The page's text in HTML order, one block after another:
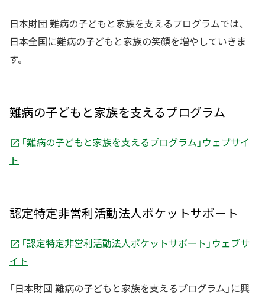
日本財団 難病の子どもと家族を支えるプログラムでは、
日本全国に難病の子どもと家族の笑顔を増やしていきま
す。
難病の子どもと家族を支えるプログラム
「難病の子どもと家族を支えるプログラム」ウェブサイ
ト
認定特定非営利活動法人ポケットサポート
「認定特定非営利活動法人ポケットサポート」ウェブサ
イト
「日本財団 難病の子どもと家族を支えるプログラム」に興